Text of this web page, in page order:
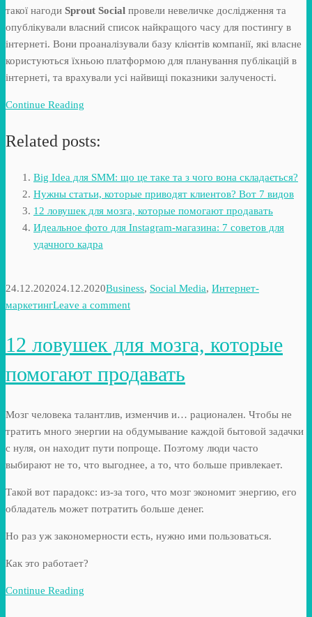
такої нагоди Sprout Social провели невеличке дослідження та
опублікували власний список найкращого часу для постингу в
інтернеті. Вони проаналізували базу клієнтів компанії, які власне
користуються їхньою платформою для планування публікацій в
інтернеті, та врахували усі найвищі показники залученості.
Continue Reading
Related posts:
Big Idea для SMM: що це таке та з чого вона складається?
Нужны статьи, которые приводят клиентов? Вот 7 видов
12 ловушек для мозга, которые помогают продавать
Идеальное фото для Instagram-магазина: 7 советов для
удачного кадра
24.12.202024.12.2020Business, Social Media, Интернет-
маркетингLeave a comment
12 ловушек для мозга, которые
помогают продавать
Мозг человека талантлив, изменчив и… рационален. Чтобы не
тратить много энергии на обдумывание каждой бытовой задачки
с нуля, он находит пути попроще. Поэтому люди часто
выбирают не то, что выгоднее, а то, что больше привлекает.
Такой вот парадокс: из-за того, что мозг экономит энергию, его
обладатель может потратить больше денег.
Но раз уж закономерности есть, нужно ими пользоваться.
Как это работает?
Continue Reading